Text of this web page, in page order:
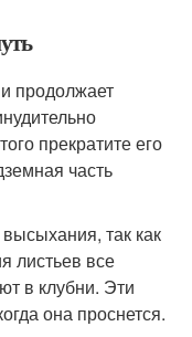
продолжает
прекратите его
часть
так как
листьев все
в клубни. Эти
она проснется.